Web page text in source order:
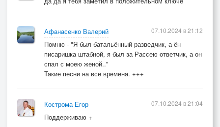
Афанасенко Валерий
Помню - "Я был батальённый разведчик, а ён
писаришка штабной, я был за Рассею ответчик, а он
спал с моею женой.."
Такие песни на все времена. +++
07.10.2024 в 21:12
Кострома Егор
Поддерживаю +
07.10.2024 в 21:04